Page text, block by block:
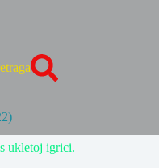
ukletoj igrici.